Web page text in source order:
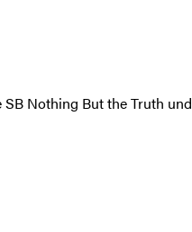
Nothing But the Truth